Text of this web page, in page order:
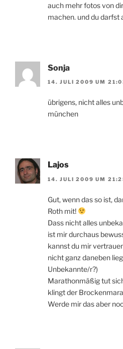
auch mehr fotos von
machen. und du darfst
Sonja
14. JULI 2009 UM
übrigens, nicht alles
münchen
Lajos
14. JULI 2009 UM
Gut, wenn das so ist,
Roth mit!
Dass nicht alles
ist mir durchaus
kannst du mir
nicht ganz daneben
Unbekannte/r?)
Marathonmäßig tut
klingt der
Werde mir das aber